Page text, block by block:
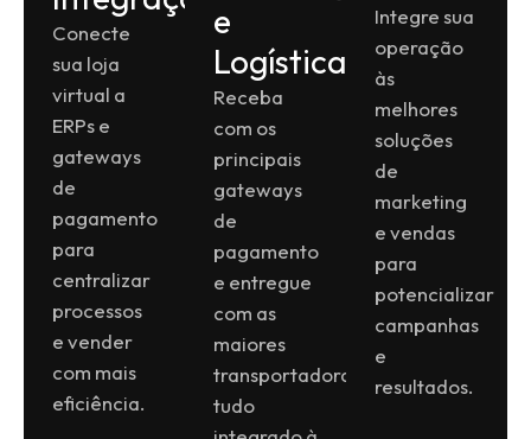
Conecte
sua loja
virtual a
ERPs e
gateways
de
pagamento
para
centralizar
processos
e vender
com mais
eficiência.
e
Logística
Receba
com os
principais
gateways
de
pagamento
e entregue
com as
maiores
transportadoras,
tudo
Integre sua
operação
às
melhores
soluções
de
marketing
e vendas
para
potencializar
campanhas
e
resultados.